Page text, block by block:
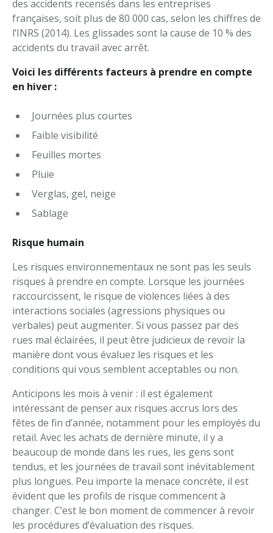
des accidents recensés dans les entreprises
françaises, soit plus de 80 000 cas, selon les chiffres de
l’INRS (2014). Les glissades sont la cause de 10 % des
accidents du travail avec arrêt.
Voici les différents facteurs à prendre en compte
en hiver :
Journées plus courtes
Faible visibilité
Feuilles mortes
Pluie
Verglas, gel, neige
Sablage
Risque humain
Les risques environnementaux ne sont pas les seuls
risques à prendre en compte. Lorsque les journées
raccourcissent, le risque de violences liées à des
interactions sociales (agressions physiques ou
verbales) peut augmenter. Si vous passez par des
rues mal éclairées, il peut être judicieux de revoir la
manière dont vous évaluez les risques et les
conditions qui vous semblent acceptables ou non.
Anticipons les mois à venir : il est également
intéressant de penser aux risques accrus lors des
fêtes de fin d’année, notamment pour les employés du
retail. Avec les achats de dernière minute, il y a
beaucoup de monde dans les rues, les gens sont
tendus, et les journées de travail sont inévitablement
plus longues. Peu importe la menace concrète, il est
évident que les profils de risque commencent à
changer. C’est le bon moment de commencer à revoir
les procédures d’évaluation des risques.